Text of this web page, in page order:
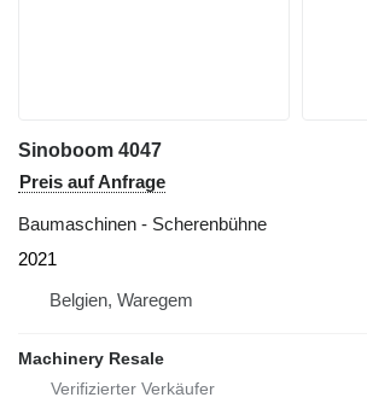
Sinoboom 4047
Preis auf Anfrage
Baumaschinen - Scherenbühne
2021
Belgien, Waregem
Machinery Resale